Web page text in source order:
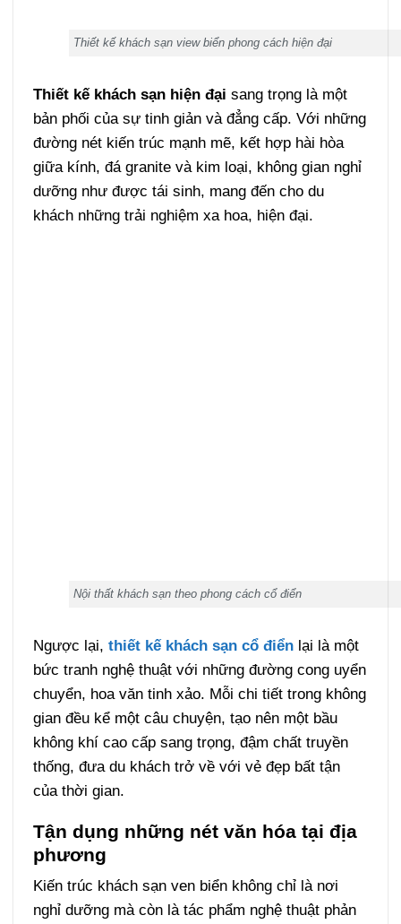
Thiết kế khách sạn view biển phong cách hiện đại
Thiết kế khách sạn hiện đại sang trọng là một
bản phối của sự tinh giản và đẳng cấp. Với những
đường nét kiến trúc mạnh mẽ, kết hợp hài hòa
giữa kính, đá granite và kim loại, không gian nghỉ
dưỡng như được tái sinh, mang đến cho du
khách những trải nghiệm xa hoa, hiện đại.
Nội thất khách sạn theo phong cách cổ điển
Ngược lại, thiết kế khách sạn cổ điểnlại là một
bức tranh nghệ thuật với những đường cong uyển
chuyển, hoa văn tinh xảo. Mỗi chi tiết trong không
gian đều kể một câu chuyện, tạo nên một bầu
không khí cao cấp sang trọng, đậm chất truyền
thống, đưa du khách trở về với vẻ đẹp bất tận
của thời gian.
Tận dụng những nét văn hóa tại địa
phương
Kiến trúc khách sạn ven biển không chỉ là nơi
nghỉ dưỡng mà còn là tác phẩm nghệ thuật phản